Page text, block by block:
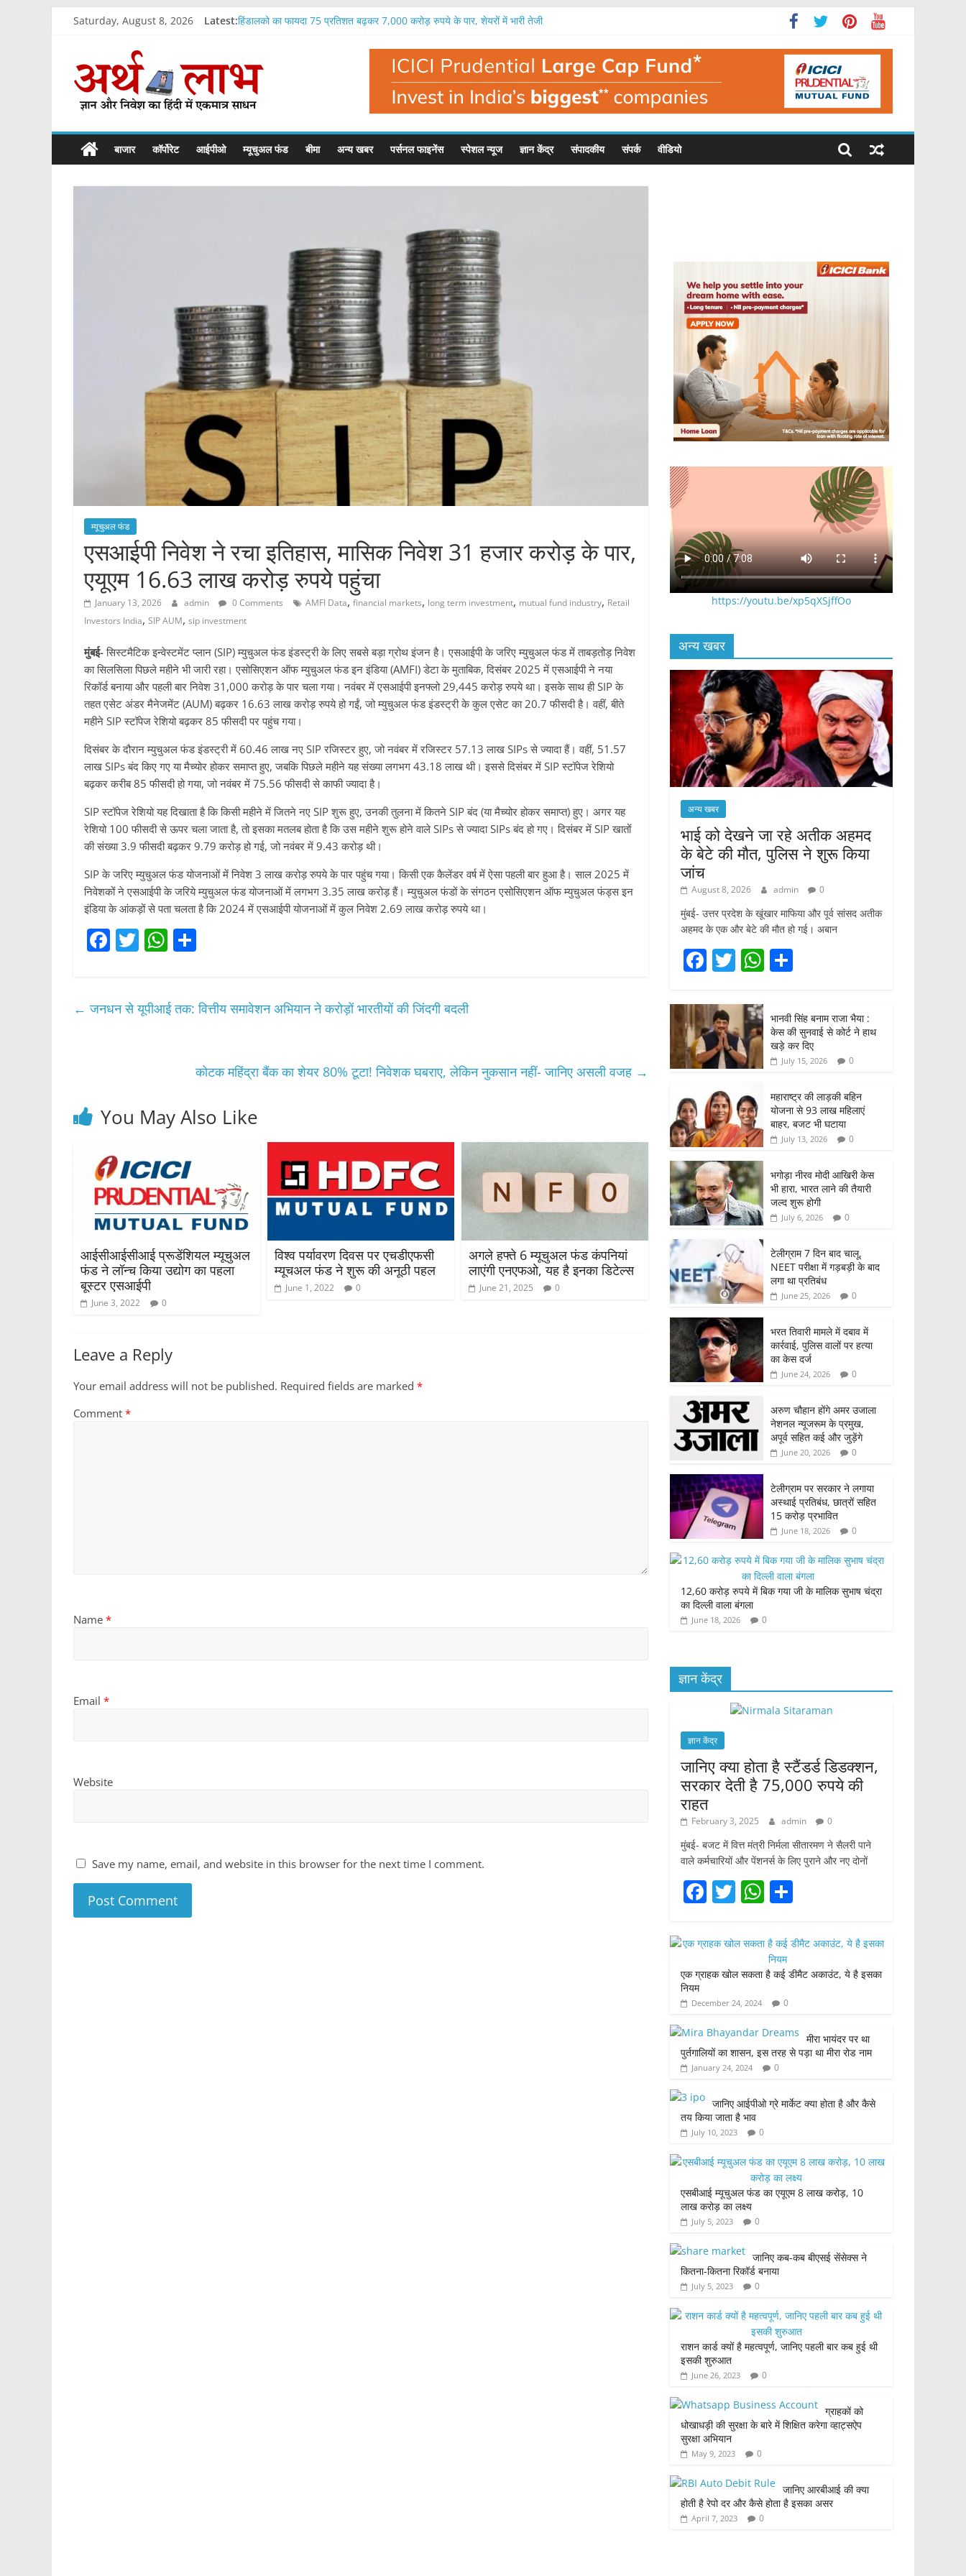
Saturday, August 8, 2026 Latest:हिंडालको का फायदा 75 प्रतिशत बढ़कर 7,000 करोड़ रुपये के पार, शेयरों में भारी तेजी
टाइटन का फायदा 65 प्रतिशत बढ़कर 1,699 करोड़ रुपये, राजस्व में 24 फीसदी उछाल
ओला इलेक्ट्रिक को पहली तिमाही में 336 करोड़ रुपये का भारी घाटा, राजस्व 45 फीसदी गिरा
रिलायंस के बाद एसबीआई सबसे ज्यादा मुनाफा कमाने वाला संस्थान, रिकॉर्ड 21,121 करोड़ का फायदा
ArthLabh
Business
News
बाजार कॉर्पोरेट आईपीओ म्यूचुअल फंड बीमा अन्य खबर पर्सनल फाइनेंस स्पेशल न्यूज ज्ञान केंद्र संपादकीय संपर्क वीडियो
म्यूचुअल फंड
एसआईपी निवेश ने रचा इतिहास, मासिक निवेश 31 हजार करोड़ के पार,
एयूएम 16.63 लाख करोड़ रुपये पहुंचा
January 13, 2026 admin 0 Comments AMFI Data, financial markets, long term investment, mutual fund industry, Retail
Investors India, SIP AUM, sip investment
मुंबई-सिस्टमैटिक इन्वेस्टमेंट प्लान (SIP) म्युचुअल फंड इंडस्ट्री के लिए सबसे बड़ा ग्रोथ इंजन है। एसआईपी के जरिए म्युचुअल फंड में ताबड़तोड़ निवेश
का सिलसिला पिछले महीने भी जारी रहा। एसोसिएशन ऑफ म्युचुअल फंड इन इंडिया (AMFI) डेटा के मुताबिक, दिसंबर 2025 में एसआईपी ने नया
रिकॉर्ड बनाया और पहली बार निवेश 31,000 करोड़ के पार चला गया। नवंबर में एसआईपी इनफ्लो 29,445 करोड़ रुपये था। इसके साथ ही SIP के
तहत एसेट अंडर मैनेजमेंट (AUM) बढ़कर 16.63 लाख करोड़ रुपये हो गईं, जो म्युचुअल फंड इंडस्ट्री के कुल एसेट का 20.7 फीसदी है। वहीं, बीते
महीने SIP स्टॉपेज रेशियो बढ़कर 85 फीसदी पर पहुंच गया।
दिसंबर के दौरान म्युचुअल फंड इंडस्ट्री में 60.46 लाख नए SIP रजिस्टर हुए, जो नवंबर में रजिस्टर 57.13 लाख SIPs से ज्यादा हैं। वहीं, 51.57
लाख SIPs बंद किए गए या मैच्योर होकर समाप्त हुए, जबकि पिछले महीने यह संख्या लगभग 43.18 लाख थी। इससे दिसंबर में SIP स्टॉपेज रेशियो
बढ़कर करीब 85 फीसदी हो गया, जो नवंबर में 75.56 फीसदी से काफी ज्यादा है।
SIP स्टॉपेज रेशियो यह दिखाता है कि किसी महीने में जितने नए SIP शुरू हुए, उनकी तुलना में कितने SIP बंद (या मैच्योर होकर समाप्त) हुए। अगर यह
रेशियो 100 फीसदी से ऊपर चला जाता है, तो इसका मतलब होता है कि उस महीने शुरू होने वाले SIPs से ज्यादा SIPs बंद हो गए। दिसंबर में SIP खातों
की संख्या 3.9 फीसदी बढ़कर 9.79 करोड़ हो गई, जो नवंबर में 9.43 करोड़ थी।
SIP के जरिए म्युचुअल फंड योजनाओं में निवेश 3 लाख करोड़ रुपये के पार पहुंच गया। किसी एक कैलेंडर वर्ष में ऐसा पहली बार हुआ है। साल 2025 में
निवेशकों ने एसआईपी के जरिये म्युचुअल फंड योजनाओं में लगभग 3.35 लाख करोड़ हैं। म्युचुअल फंडों के संगठन एसोसिएशन ऑफ म्युचुअल फंड्स इन
इंडिया के आंकड़ों से पता चलता है कि 2024 में एसआईपी योजनाओं में कुल निवेश 2.69 लाख करोड़ रुपये था।
F
e
T
er
W
s e
← जनधन से यूपीआई तक: वित्तीय समावेशन अभियान ने करोड़ों भारतीयों की जिंदगी बदली
कोटक महिंद्रा बैंक का शेयर 80% टूटा! निवेशक घबराए, लेकिन नुकसान नहीं- जानिए असली वजह →
You May Also Like
आईसीआईसीआई प्रूडेंशियल म्यूचुअल
फंड ने लॉन्च किया उद्योग का पहला
बूस्टर एसआईपी
June 3, 2022 0
विश्व पर्यावरण दिवस पर एचडीएफसी
म्यूचअल फंड ने शुरू की अनूठी पहल
June 1, 2022 0
अगले हफ्ते 6 म्यूचुअल फंड कंपनियां
लाएंगी एनएफओ, यह है इनका डिटेल्स
June 21, 2025 0
Leave a Reply
Your email address will not be published. Required fields are marked *
Comment *
Name *
Email *
Website
Save my name, email, and website in this browser for the next time I comment.
https://youtu.be/xp5qXSjffOo
अन्य खबर
अन्य खबर
भाई को देखने जा रहे अतीक अहमद
के बेटे की मौत, पुलिस ने शुरू किया
जांच
August 8, 2026 admin 0
मुंबई- उत्तर प्रदेश के खूंखार माफिया और पूर्व सांसद अतीक
अहमद के एक और बेटे की मौत हो गई। अबान
F
c
e
b
o
o
k
T
itt
er
W
s
A
p
p
ar
e
भानवी सिंह बनाम राजा भैया :
केस की सुनवाई से कोर्ट ने हाथ
खड़े कर दिए
July 15, 2026 0
महाराष्ट्र की लाड़की बहिन
योजना से 93 लाख महिलाएं
बाहर, बजट भी घटाया
July 13, 2026 0
भगोड़ा नीरव मोदी आखिरी केस
भी हारा, भारत लाने की तैयारी
जल्द शुरू होगी
July 6, 2026 0
टेलीग्राम 7 दिन बाद चालू,
NEET परीक्षा में गड़बड़ी के बाद
लगा था प्रतिबंध
June 25, 2026 0
भरत तिवारी मामले में दबाव में
कार्रवाई, पुलिस वालों पर हत्या
का केस दर्ज
June 24, 2026 0
अरुण चौहान होंगे अमर उजाला
नेशनल न्यूजरूम के प्रमुख,
अपूर्व सहित कई और जुड़ेंगे
June 20, 2026 0
टेलीग्राम पर सरकार ने लगाया
अस्थाई प्रतिबंध, छात्रों सहित
15 करोड़ प्रभावित
June 18, 2026 0
12,60 करोड़ रुपये में बिक गया जी के मालिक सुभाष चंद्रा
का दिल्ली वाला बंगला
June 18, 2026 0
ज्ञान केंद्र
ज्ञान केंद्र
जानिए क्या होता है स्टैंडर्ड डिडक्शन,
सरकार देती है 75,000 रुपये की
राहत
February 3, 2025 admin 0
मुंबई- बजट में वित्त मंत्री निर्मला सीतारमण ने सैलरी पाने
वाले कर्मचारियों और पेंशनर्स के लिए पुराने और नए दोनों
F
c
b
o
o
k
T
itt
W
at
s
A
p
p
ar
e
एक ग्राहक खोल सकता है कई डीमैट अकाउंट, ये है इसका
नियम
December 24, 2024 0
मीरा भायंदर पर था
पुर्तगालियों का शासन, इस तरह से पड़ा था मीरा रोड नाम
January 24, 2024 0
जानिए आईपीओ ग्रे मार्केट क्या होता है और कैसे
तय किया जाता है भाव
July 10, 2023 0
एसबीआई म्यूचुअल फंड का एयूएम 8 लाख करोड़, 10
लाख करोड़ का लक्ष्य
July 5, 2023 0
जानिए कब-कब बीएसई सेंसेक्स ने
कितना-कितना रिकॉर्ड बनाया
July 5, 2023 0
राशन कार्ड क्यों है महत्वपूर्ण, जानिए पहली बार कब हुई थी
इसकी शुरुआत
June 26, 2023 0
ग्राहकों को
धोखाधड़ी की सुरक्षा के बारे में शिक्षित करेगा व्हाट्सऐप
सुरक्षा अभियान
May 9, 2023 0
जानिए आरबीआई की क्या
होती है रेपो दर और कैसे होता है इसका असर
April 7, 2023 0